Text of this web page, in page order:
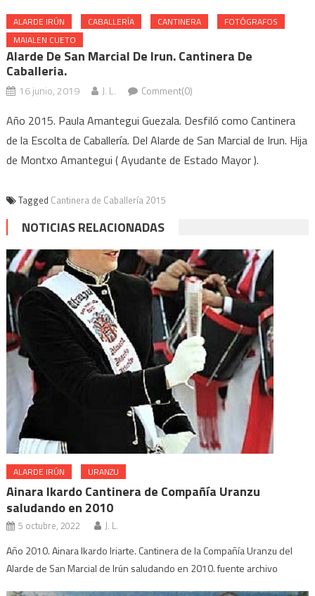
ALARDE IRÚN CABALLERÍA CANTINERA
FOTÓGRAFOS
MAIALEN CUETO
Alarde De San Marcial De Irun. Cantinera De
Caballeria.
16 junio, 2019 J. L. Comment(0)
Año 2015. Paula Amantegui Guezala. Desfiló como Cantinera
de la Escolta de Caballería. Del Alarde de San Marcial de Irun. Hija
de Montxo Amantegui ( Ayudante de Estado Mayor ).
Tagged Cantinera de Caballería 2015
NOTICIAS RELACIONADAS
ALARDE IRÚN URANZU
Ainara Ikardo Cantinera de Compañía Uranzu
saludando en 2010
5 octubre, 2022 J. L.
Año 2010. Ainara Ikardo Iriarte. Cantinera de la Compañía Uranzu del
Alarde de San Marcial de Irún saludando en 2010. fuente archivo